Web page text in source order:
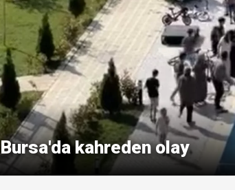
Bursa'da kahreden olay